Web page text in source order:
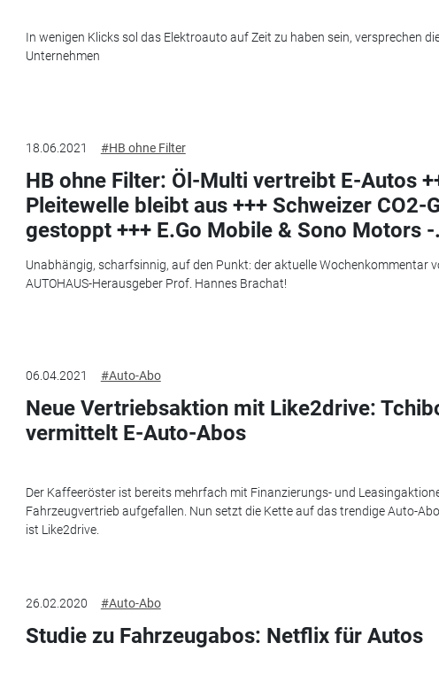
In wenigen Klicks sol das Elektroauto auf Zeit zu haben sein, versprechen
Unternehmen
18.06.2021 #HB ohne Filter
HB ohne Filter: Öl-Multi vertreibt E-Autos
Pleitewelle bleibt aus +++ Schweizer CO2-
gestoppt +++ E.Go Mobile & Sono Motors -
Unabhängig, scharfsinnig, auf den Punkt: der aktuelle Wochenkommentar
AUTOHAUS-Herausgeber Prof. Hannes Brachat!
06.04.2021 #Auto-Abo
Neue Vertriebsaktion mit Like2drive:
vermittelt E-Auto-Abos
Der Kaffeeröster ist bereits mehrfach mit Finanzierungs- und
Fahrzeugvertrieb aufgefallen. Nun setzt die Kette auf das trendige Auto-
ist Like2drive.
26.02.2020 #Auto-Abo
Studie zu Fahrzeugabos: Netflix für Autos